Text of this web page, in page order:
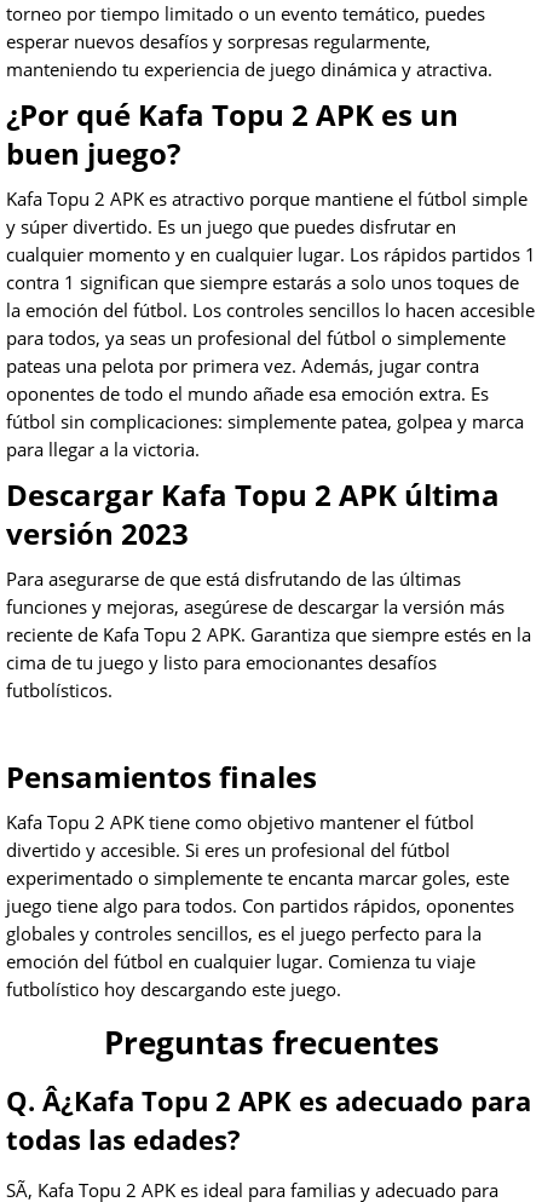
torneo por tiempo limitado o un evento temático, puedes
esperar nuevos desafíos y sorpresas regularmente,
manteniendo tu experiencia de juego dinámica y atractiva.
¿Por qué Kafa Topu 2 APK es un
buen juego?
Kafa Topu 2 APK es atractivo porque mantiene el fútbol simple
y súper divertido. Es un juego que puedes disfrutar en
cualquier momento y en cualquier lugar. Los rápidos partidos 1
contra 1 significan que siempre estarás a solo unos toques de
la emoción del fútbol. Los controles sencillos lo hacen accesible
para todos, ya seas un profesional del fútbol o simplemente
pateas una pelota por primera vez. Además, jugar contra
oponentes de todo el mundo añade esa emoción extra. Es
fútbol sin complicaciones: simplemente patea, golpea y marca
para llegar a la victoria.
Descargar Kafa Topu 2 APK última
versión 2023
Para asegurarse de que está disfrutando de las últimas
funciones y mejoras, asegúrese de descargar la versión más
reciente de Kafa Topu 2 APK. Garantiza que siempre estés en la
cima de tu juego y listo para emocionantes desafíos
futbolísticos.
Pensamientos finales
Kafa Topu 2 APK tiene como objetivo mantener el fútbol
divertido y accesible. Si eres un profesional del fútbol
experimentado o simplemente te encanta marcar goles, este
juego tiene algo para todos. Con partidos rápidos, oponentes
globales y controles sencillos, es el juego perfecto para la
emoción del fútbol en cualquier lugar. Comienza tu viaje
futbolístico hoy descargando este juego.
Preguntas frecuentes
Q. Â¿Kafa Topu 2 APK es adecuado para
todas las edades?
SÃ­, Kafa Topu 2 APK es ideal para familias y adecuado para